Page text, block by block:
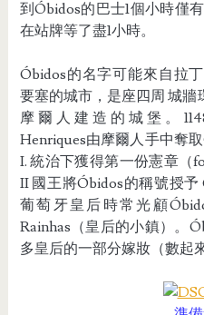
到Óbidos的巴士1個小時僅
在站牌等了盡1小時。
Óbidos的名字可能來自拉
要塞的城市，是座四周 城
摩爾人建造的城堡。
Henriques由摩爾人手中奪取
I. 統治下獲得第一份憲章（
II 國王將Óbidos的稱號授予
葡萄牙皇后時常光顧
Rainhas（皇后的小鎮）。
多皇后的一部分嫁妝（數起